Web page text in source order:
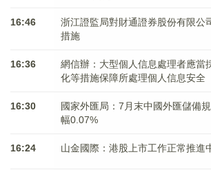
16:46
浙江證監局對財通證券股份有限公
措施
16:36
網信辦：大型個人信息處理者應當
化等措施保障所處理個人信息安全
16:30
國家外匯局：7月末中國外匯儲備
幅0.07%
16:24 山金國際：港股上市工作正常推進